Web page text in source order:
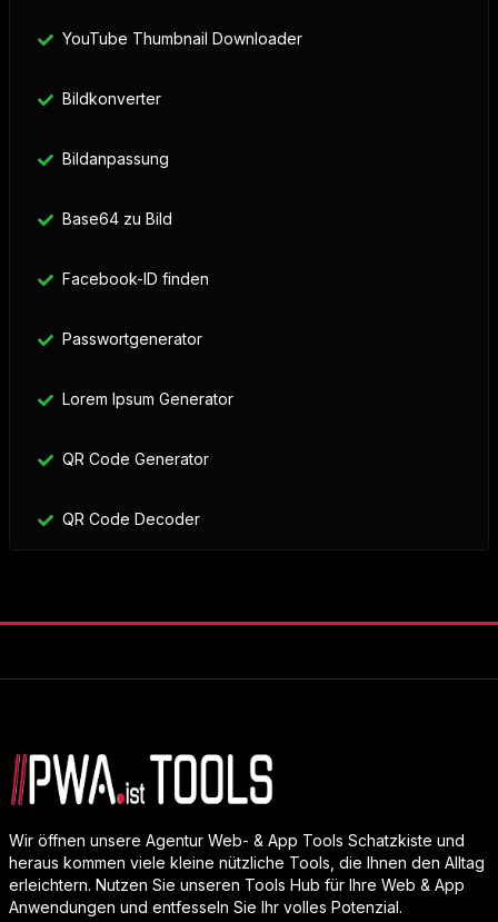
YouTube Thumbnail Downloader
Bildkonverter
Bildanpassung
Base64 zu Bild
Facebook-ID finden
Passwortgenerator
Lorem Ipsum Generator
QR Code Generator
QR Code Decoder
Wir öffnen unsere Agentur Web- & App Tools Schatzkiste und
heraus kommen viele kleine nützliche Tools, die Ihnen den Alltag
erleichtern. Nutzen Sie unseren Tools Hub für Ihre Web & App
Anwendungen und entfesseln Sie Ihr volles Potenzial.